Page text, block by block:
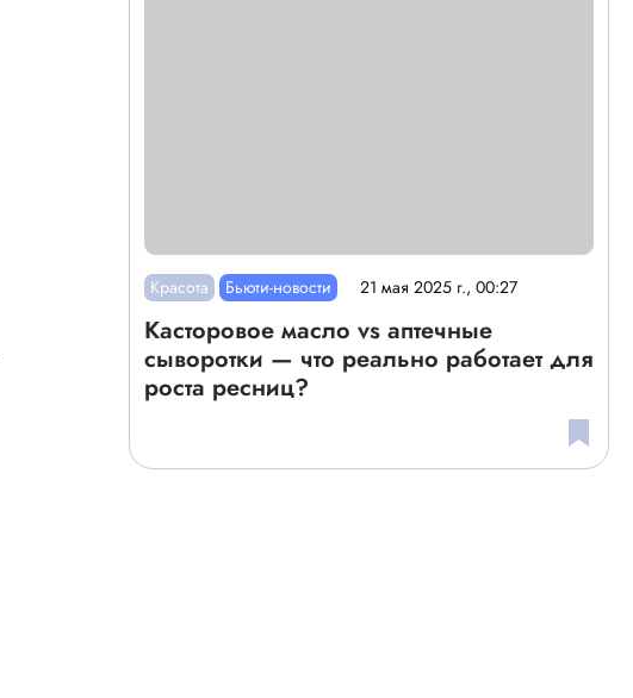
Красота Бьюти-новости 21 мая 2025 г., 00:27
Касторовое масло vs аптечные
сыворотки — что реально работает для
роста ресниц?